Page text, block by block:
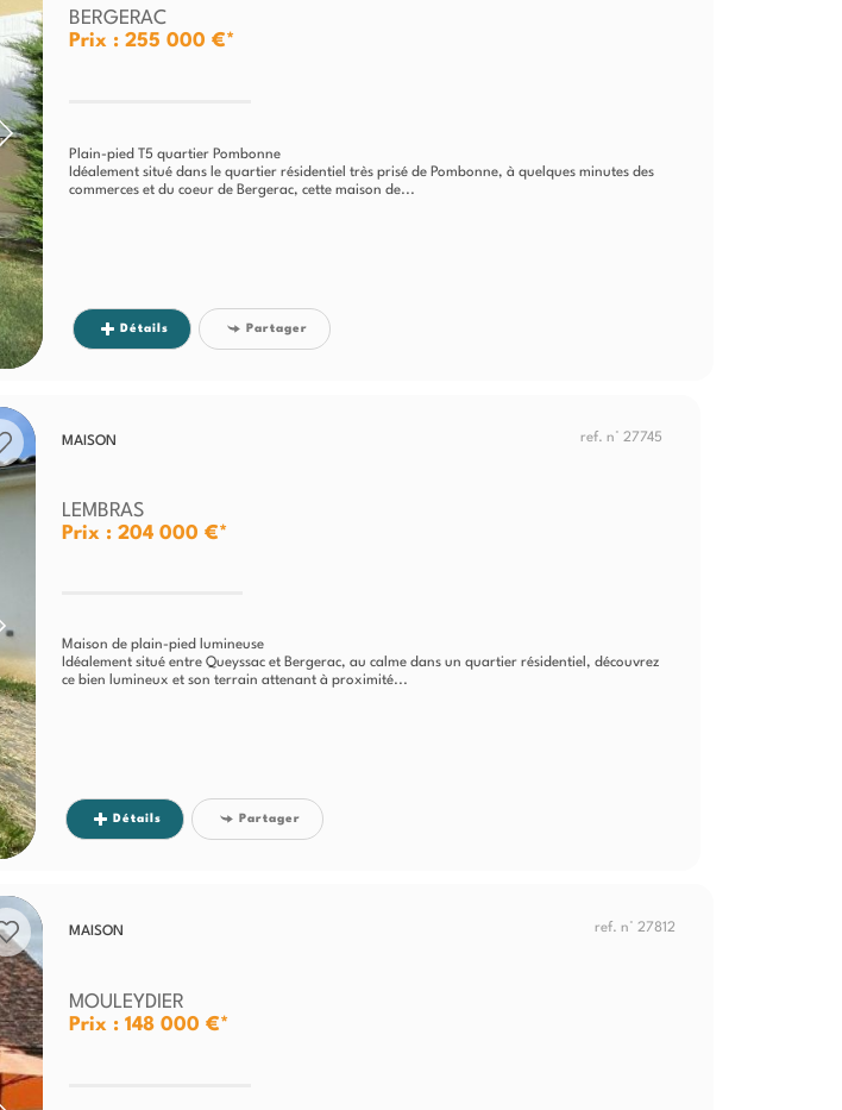
BERGERAC
Prix : 255 000 €*
Plain-pied T5 quartier Pombonne
Idéalement situé dans le quartier résidentiel très prisé de Pombonne, à quelques minutes des
commerces et du coeur de Bergerac, cette maison de...
Détails Partager
MAISON ref. n° 27745
LEMBRAS
Prix : 204 000 €*
Maison de plain-pied lumineuse
Idéalement situé entre Queyssac et Bergerac, au calme dans un quartier résidentiel, découvrez
ce bien lumineux et son terrain attenant à proximité...
Détails Partager
MAISON ref. n° 27812
MOULEYDIER
Prix : 148 000 €*